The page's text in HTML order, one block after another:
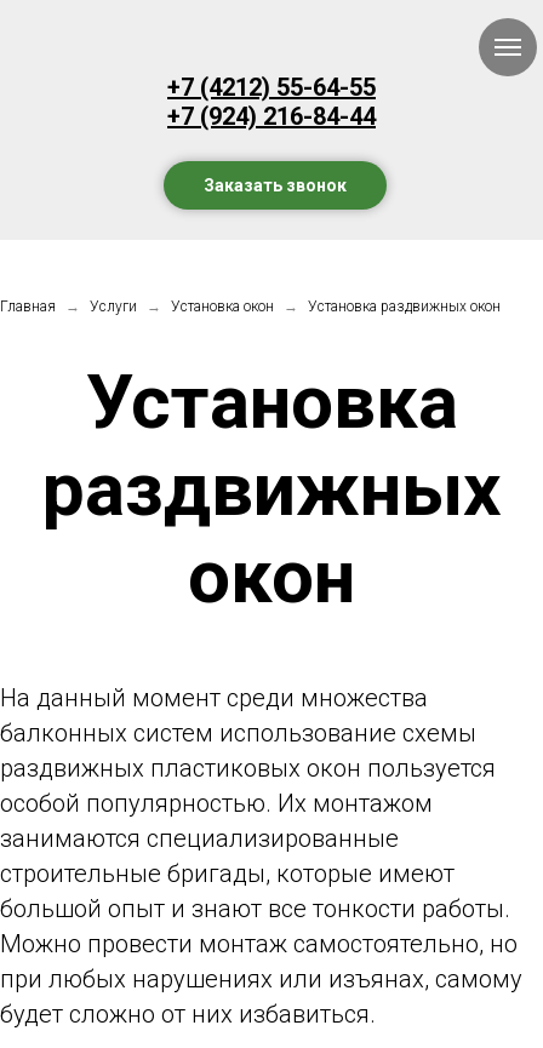
+7 (4212) 55-64-55
+7 (924) 216-84-44
Заказать звонок
Тонировка пластиковых окон
Главная → Услуги → Установка окон → Установка раздвижных окон
Установка
раздвижных
окон
На данный момент среди множества
балконных систем использование схемы
раздвижных пластиковых окон пользуется
особой популярностью. Их монтажом
занимаются специализированные
строительные бригады, которые имеют
большой опыт и знают все тонкости работы.
Можно провести монтаж самостоятельно, но
при любых нарушениях или изъянах, самому
будет сложно от них избавиться.